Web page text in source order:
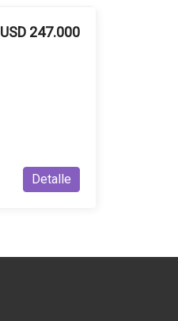
USD 247.000
Detalle